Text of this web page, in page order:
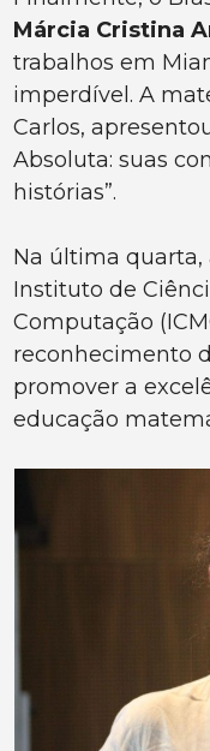
Márcia Cristina
trabalhos em
imperdível. A
Carlos,
Absoluta: suas
histórias”.
Na última quarta,
Instituto de
Computação
reconhecimento
promover a
educação